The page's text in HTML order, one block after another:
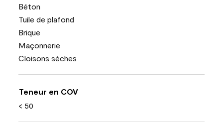
Béton
Tuile de plafond
Brique
Maçonnerie
Cloisons sèches
Teneur en COV
< 50